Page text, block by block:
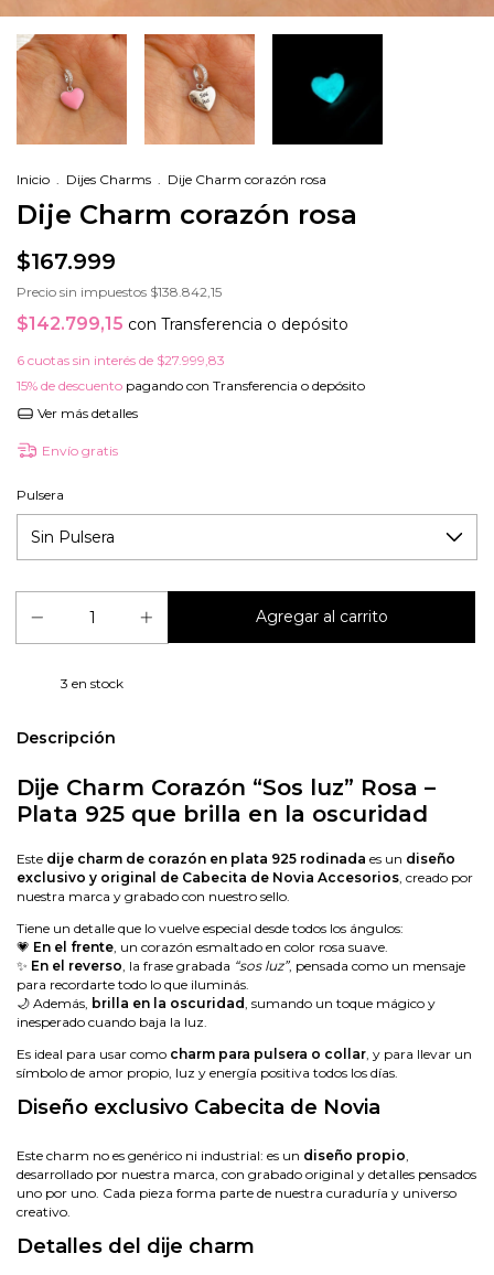
Inicio . Dijes Charms . Dije Charm corazón rosa
Dije Charm corazón rosa
$167.999
Precio sin impuestos $138.842,15
$142.799,15 con Transferencia o depósito
6 cuotas sin interés de $27.999,83
15% de descuento pagando con Transferencia o depósito
Ver más detalles
Envío gratis
Pulsera
3 en stock
Descripción
Dije Charm Corazón “Sos luz” Rosa –
Plata 925 que brilla en la oscuridad
Este dije charm de corazón en plata 925 rodinada es un diseño
exclusivo y original de Cabecita de Novia Accesorios, creado por
nuestra marca y grabado con nuestro sello.
Tiene un detalle que lo vuelve especial desde todos los ángulos:
💗 En el frente, un corazón esmaltado en color rosa suave.
✨ En el reverso, la frase grabada “sos luz”, pensada como un mensaje
para recordarte todo lo que iluminás.
🌙 Además, brilla en la oscuridad, sumando un toque mágico y
inesperado cuando baja la luz.
Es ideal para usar como charm para pulsera o collar, y para llevar un
símbolo de amor propio, luz y energía positiva todos los días.
Diseño exclusivo Cabecita de Novia
Este charm no es genérico ni industrial: es un diseño propio,
desarrollado por nuestra marca, con grabado original y detalles pensados
uno por uno. Cada pieza forma parte de nuestra curaduría y universo
creativo.
Detalles del dije charm